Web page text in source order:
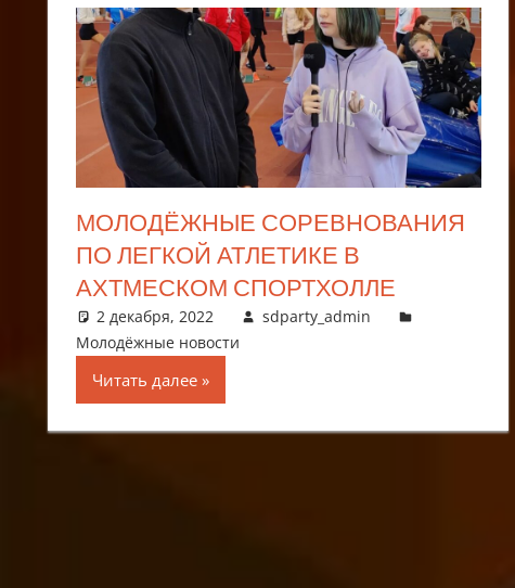
МОЛОДЁЖНЫЕ СОРЕВНОВАНИЯ
ПО ЛЕГКОЙ АТЛЕТИКЕ В
АХТМЕСКОМ СПОРТХОЛЛЕ
2 декабря, 2022
sdparty_admin
Молодёжные новости
Читать далее